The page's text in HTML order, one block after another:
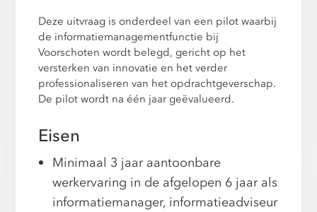
Deze uitvraag is onderdeel van een pilot waarbij
de informatiemanagementfunctie bij
Voorschoten wordt belegd, gericht op het
versterken van innovatie en het verder
professionaliseren van het opdrachtgeverschap.
De pilot wordt na één jaar geëvalueerd.
Eisen
Minimaal 3 jaar aantoonbare
werkervaring in de afgelopen 6 jaar als
informatiemanager, informatieadviseur